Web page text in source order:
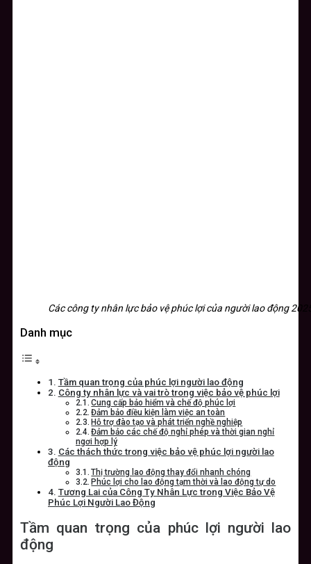
Các công ty nhân lực bảo vệ phúc lợi của người lao động
Danh mục
Tầm quan trọng của phúc lợi người lao động
Công ty nhân lực và vai trò trong việc bảo vệ phúc lợi
Cung cấp bảo hiểm và chế độ phúc lợi
Đảm bảo điều kiện làm việc an toàn
Hỗ trợ đào tạo và phát triển nghề nghiệp
Đảm bảo các chế độ nghỉ phép và thời gian nghỉ
ngơi hợp lý
Các thách thức trong việc bảo vệ phúc lợi người lao
động
Thị trường lao động thay đổi nhanh chóng
Phúc lợi cho lao động tạm thời và lao động tự do
Tương Lai của Công Ty Nhân Lực trong Việc Bảo Vệ
Phúc Lợi Người Lao Động
Tầm quan trọng của phúc lợi người lao
động